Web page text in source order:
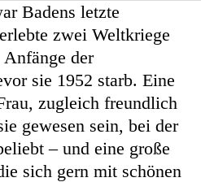
Badens letzte
zwei Weltkriege
der
sie 1952 starb. Eine
zugleich freundlich
gewesen sein, bei der
– und eine große
sich gern mit schönen